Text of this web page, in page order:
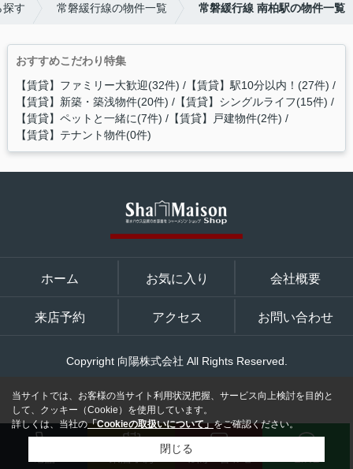
探す 常磐緩行線の物件一覧 常磐緩行線 南柏駅の物件一覧
おすすめこだわり特集
【賃貸】ファミリー大歓迎(32件) 【賃貸】駅10分以内！(27件)
【賃貸】新築・築浅物件(20件) 【賃貸】シングルライフ(15件)
【賃貸】ペットと一緒に(7件) 【賃貸】戸建物件(2件)
【賃貸】テナント物件(0件)
ホーム お気に入り 会社概要
来店予約 アクセス お問い合わせ
Copyright 向陽株式会社 All Rights Reserved.
当サイトでは、お客様の当サイト利用状況把握、サービス向上検討を目的と
して、クッキー（Cookie）を使用しています。
詳しくは、当社の「Cookieの取扱いについて」をご確認ください。
閉じる